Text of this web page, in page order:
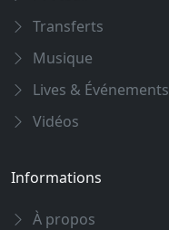
Transferts
Musique
Lives & Événements
Vidéos
Informations
À propos